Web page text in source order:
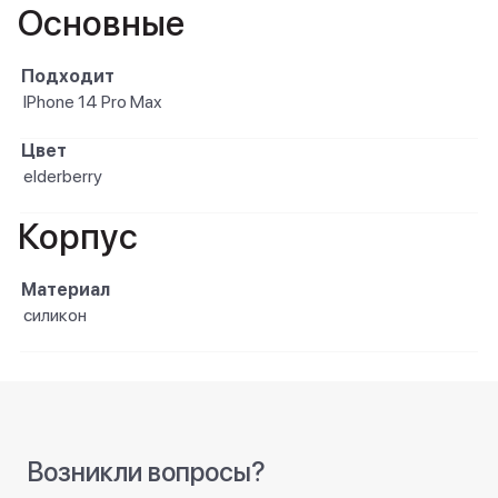
Основные
Подходит
IPhone 14 Pro Max
Цвет
elderberry
Корпус
Материал
силикон
Возникли вопросы?